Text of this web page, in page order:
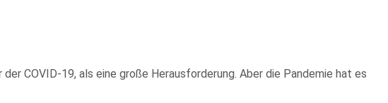
COVID-19, als eine große Herausforderung. Aber die Pandemie hat es